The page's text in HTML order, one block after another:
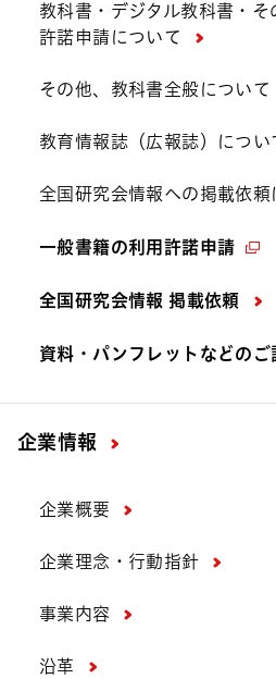
教科書・デジタル教科書・そ
許諾申請について
その他、教科書全般について
教育情報誌（広報誌）につい
全国研究会情報への掲載依頼
一般書籍の利用許諾申請
全国研究会情報 掲載依頼
資料・パンフレットなどの ご
企業情報
企業概要
企業理念・行動指針
事業内容
沿革